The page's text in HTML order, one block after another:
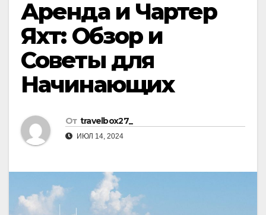
Аренда и Чартер
Яхт: Обзор и
Советы для
Начинающих
От travelbox27_
ИЮЛ 14, 2024